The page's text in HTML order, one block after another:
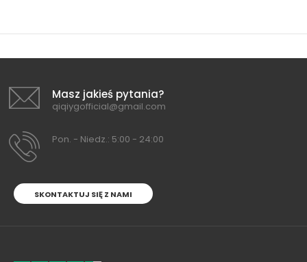
Masz jakieś pytania?
qiqiygofficial@gmail.com
Pon. - Niedz.: 5:00 - 24:00
SKONTAKTUJ SIĘ Z NAMI